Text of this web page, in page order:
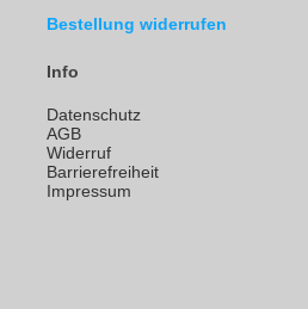
Bestellung widerrufen
Info
Datenschutz
AGB
Widerruf
Barrierefreiheit
Impressum